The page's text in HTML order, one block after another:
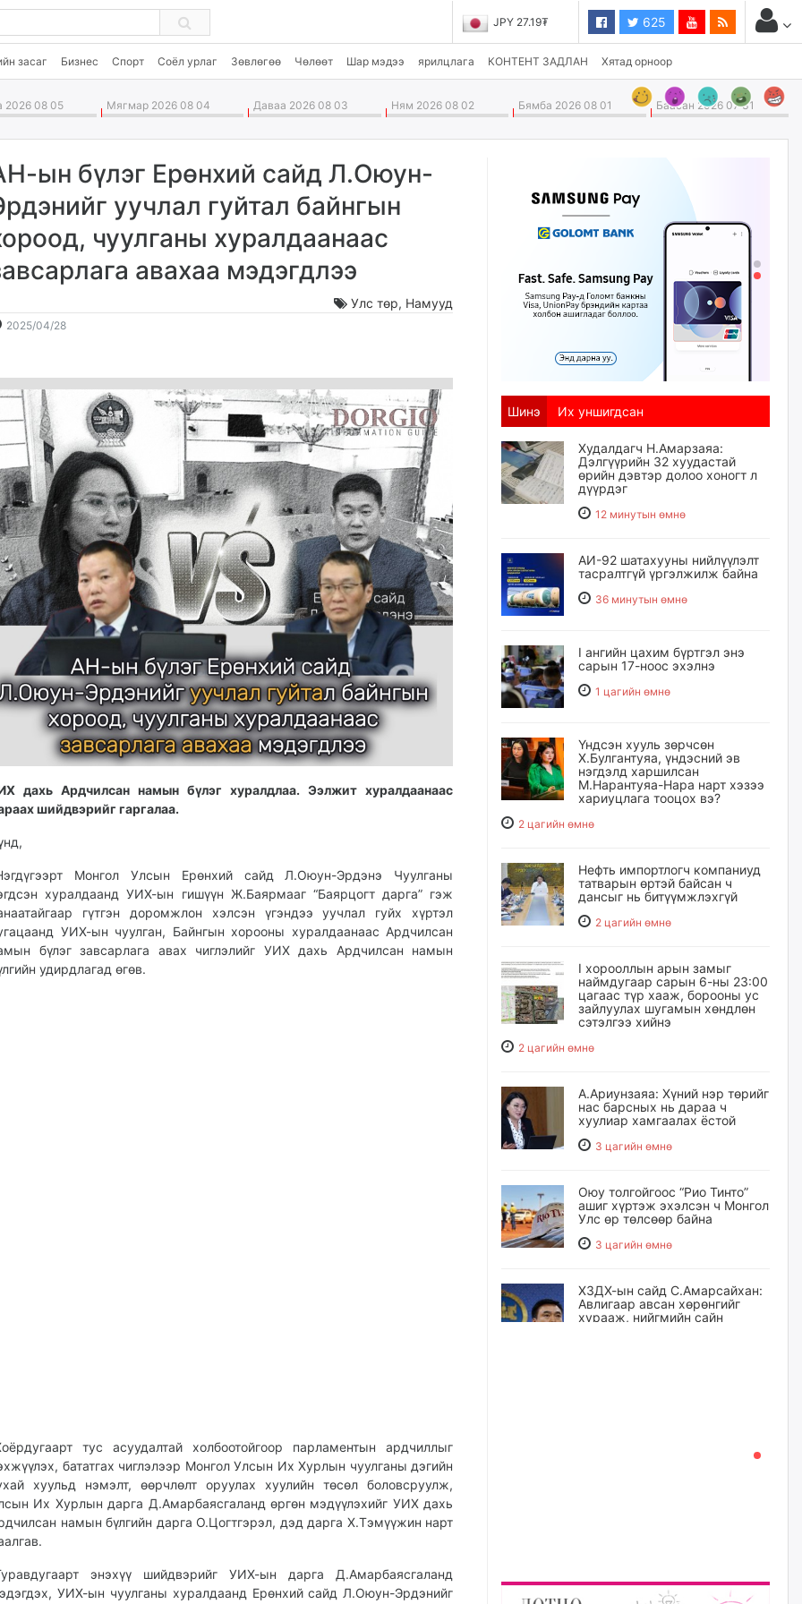
JPY 27.19₮ 625
засаг Бизнес Спорт Соёл урлаг Зөвлөгөө Чөлөөт Шар мэдээ ярилцлага КОНТЕНТ ЗАДЛАН Хятад орноор
2026 08 05 Мягмар 2026 08 04 Даваа 2026 08 03 Ням 2026 08 02 Бямба 2026 08 01 Баасан 2026 07 31
ын бүлэг Ерөнхий сайд Л.Оюун-
уучлал гуйтал байнгын
чуулганы хуралдаанаас
авахаа мэдэгдлээ
Улс төр, Намууд
2025/04/282025-
15:36:48
2026-
12:59:04
дахь Ардчилсан намын бүлэг хуралдлаа. Ээлжит хуралдаанаас
шийдвэрийг гаргалаа.
Монгол Улсын Ерөнхий сайд Л.Оюун-Эрдэнэ Чуулганы
хуралдаанд УИХ-ын гишүүн Ж.Баярмааг “Баярцогт дарга” гэж
гүтгэн доромжлон хэлсэн үгэндээ уучлал гуйх хүртэл
УИХ-ын чуулган, Байнгын хорооны хуралдаанаас Ардчилсан
бүлэг завсарлага авах чиглэлийг УИХ дахь Ардчилсан намын
удирдлагад өгөв.
тус асуудалтай холбоотойгоор парламентын ардчиллыг
бататгах чиглэлээр Монгол Улсын Их Хурлын чуулганы дэгийн
хуульд нэмэлт, өөрчлөлт оруулах хуулийн төсөл боловсруулж,
Их Хурлын дарга Д.Амарбаясгаланд өргөн мэдүүлэхийг УИХ дахь
намын бүлгийн дарга О.Цогтгэрэл, дэд дарга Х.Тэмүүжин нарт
энэхүү шийдвэрийг УИХ-ын дарга Д.Амарбаясгаланд
УИХ-ын чуулганы хуралдаанд Ерөнхий сайд Л.Оюун-Эрдэнийг
Шинэ Их уншигдсан
Худалдагч Н.Амарзаяа:
Дэлгүүрийн 32 хуудастай
өрийн дэвтэр долоо хоногт л
дүүрдэг
12 минутын өмнө
АИ-92 шатахууны нийлүүлэлт
тасралтгүй үргэлжилж байна
36 минутын өмнө
I ангийн цахим бүртгэл энэ
сарын 17-ноос эхэлнэ
1 цагийн өмнө
Үндсэн хууль зөрчсөн
Х.Булгантуяа, үндэсний эв
нэгдэлд харшилсан
М.Нарантуяа-Нара нарт хэзээ
хариуцлага тооцох вэ?
2 цагийн өмнө
Нефть импортлогч компаниуд
татварын өртэй байсан ч
дансыг нь битүүмжлэхгүй
2 цагийн өмнө
I хорооллын арын замыг
наймдугаар сарын 6-ны 23:00
цагаас түр хааж, борооны ус
зайлуулах шугамын хөндлөн
сэтэлгээ хийнэ
2 цагийн өмнө
А.Ариунзаяа: Хүний нэр төрийг
нас барсных нь дараа ч
хуулиар хамгаалах ёстой
3 цагийн өмнө
Оюу толгойгоос “Рио Тинто”
ашиг хүртэж эхэлсэн ч Монгол
Улс өр төлсөөр байна
3 цагийн өмнө
ХЗДХ-ын сайд С.Амарсайхан:
Авлигаар авсан хөрөнгийг
хурааж, нийгмийн сайн
тарифаас илүү хангамж дээр
өнгөрлөө